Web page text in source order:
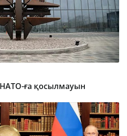
ға қосылмауын